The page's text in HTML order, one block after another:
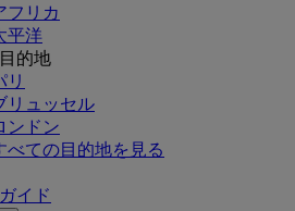
フリカ
平洋
的地
リ
リュッセル
ンドン
べての目的地を見る
イド